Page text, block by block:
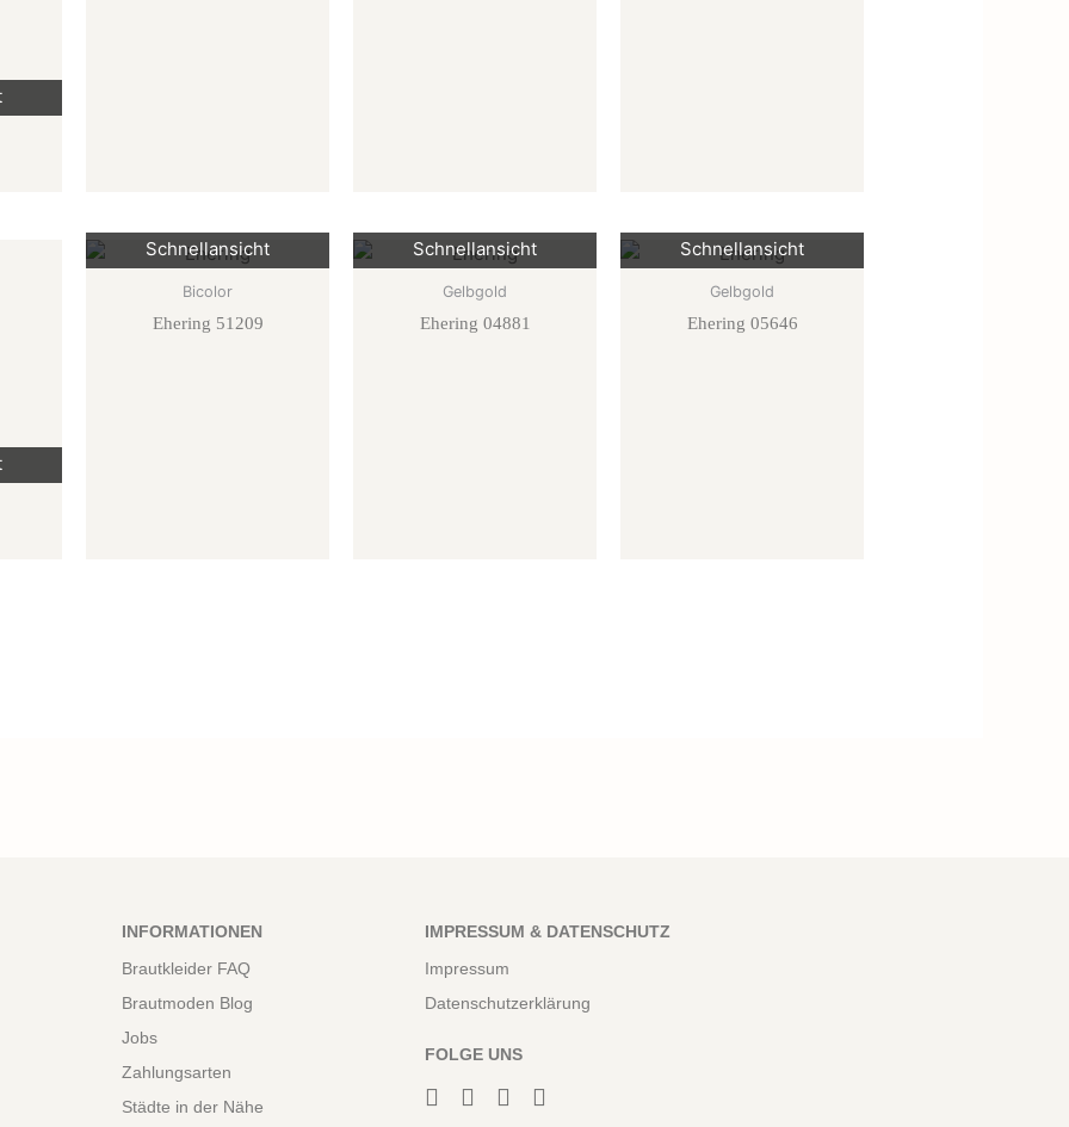
Schnellansicht
Bicolor
Ehering 51209
Schnellansicht
Gelbgold
Ehering 04881
Schnellansicht
Gelbgold
Ehering 05646
INFORMATIONEN
Brautkleider FAQ
Brautmoden Blog
Jobs
Zahlungsarten
Städte in der Nähe
IMPRESSUM & DATENSCHUTZ
Impressum
Datenschutzerklärung
FOLGE UNS